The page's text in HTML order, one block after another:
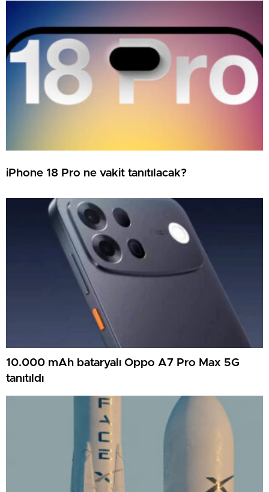
iPhone 18 Pro ne vakit tanıtılacak?
10.000 mAh bataryalı Oppo A7 Pro Max 5G
tanıtıldı